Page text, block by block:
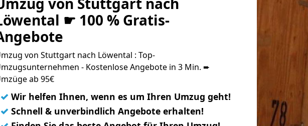
☛ 100 % Gratis-
von Stuttgart nach Löwental : Top-
- Kostenlose Angebote in 3 Min. ➨
ab 95€
✓ Wir helfen Ihnen, wenn es um Ihren Umzug geht!
✓ Schnell & unverbindlich Angebote erhalten!